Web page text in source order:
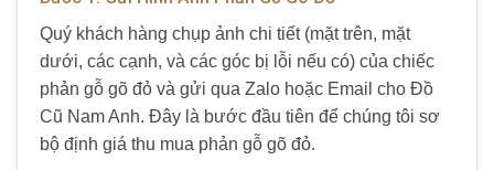
Quý khách hàng chụp ảnh chi tiết (mặt trên, mặt
dưới, các cạnh, và các góc bị lỗi nếu có) của chiếc
phản gỗ gõ đỏ và gửi qua Zalo hoặc Email cho Đồ
Cũ Nam Anh. Đây là bước đầu tiên để chúng tôi sơ
bộ định giá thu mua phản gỗ gõ đỏ.